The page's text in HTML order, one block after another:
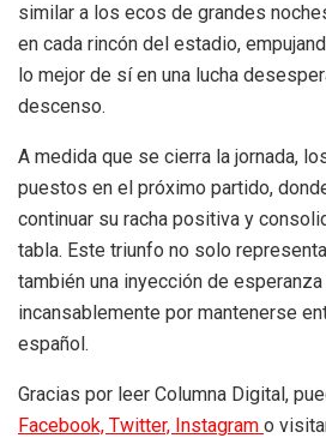
similar a los ecos de grandes
en cada rincón del estadio,
lo mejor de sí en una lucha
descenso.
A medida que se cierra la jornada,
puestos en el próximo partido,
continuar su racha positiva y
tabla. Este triunfo no solo
también una inyección de
incansablemente por mantenerse
español.
Gracias por leer Columna Digital,
Facebook, Twitter, Instagram o